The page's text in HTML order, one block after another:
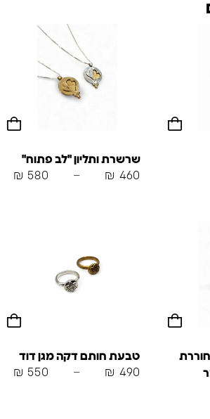
שרשרת ותליון "לב פתוח"
₪ 460
–
₪ 580
טבעת חותם דקה מגן דוד
₪ 490
–
₪ 550